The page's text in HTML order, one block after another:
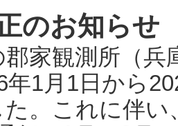
のお知らせ
家観測所（
年1月1日から
。これに伴い